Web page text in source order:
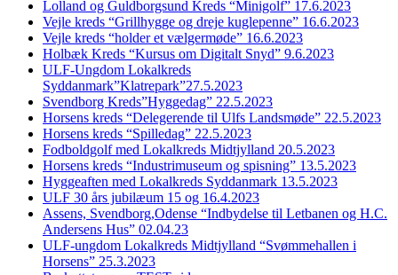
Lolland og Guldborgsund Kreds “Minigolf” 17.6.2023
Vejle kreds “Grillhygge og dreje kuglepenne” 16.6.2023
Vejle kreds “holder et vælgermøde” 16.6.2023
Holbæk Kreds “Kursus om Digitalt Snyd” 9.6.2023
ULF-Ungdom Lokalkreds
Syddanmark”Klatrepark”27.5.2023
Svendborg Kreds”Hyggedag” 22.5.2023
Horsens kreds “Delegerende til Ulfs Landsmøde” 22.5.2023
Horsens kreds “Spilledag” 22.5.2023
Fodboldgolf med Lokalkreds Midtjylland 20.5.2023
Horsens kreds “Industrimuseum og spisning” 13.5.2023
Hyggeaften med Lokalkreds Syddanmark 13.5.2023
ULF 30 års jubilæum 15 og 16.4.2023
Assens, Svendborg,Odense “Indbydelse til Letbanen og H.C.
Andersens Hus” 02.04.23
ULF-ungdom Lokalkreds Midtjylland “Svømmehallen i
Horsens” 25.3.2023